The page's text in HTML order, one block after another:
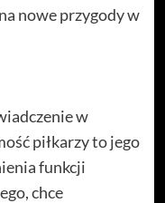
nowe przygody w
w
piłkarzy to jego
funkcji
chce